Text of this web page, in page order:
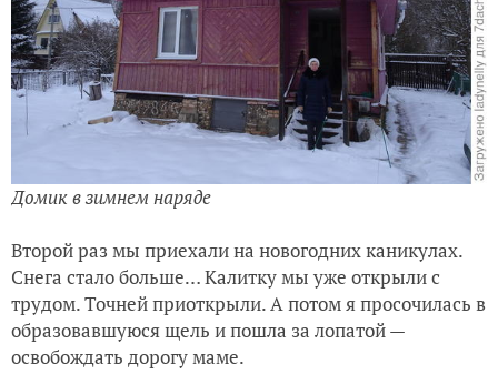
Домик в зимнем наряде
Второй раз мы приехали на новогодних каникулах.
Снега стало больше… Калитку мы уже открыли с
трудом. Точней приоткрыли. А потом я просочилась в
образовавшуюся щель и пошла за лопатой —
освобождать дорогу маме.